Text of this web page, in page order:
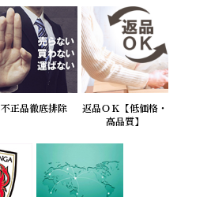
不正品徹底排除
返品ＯＫ【低価格・
高品質】